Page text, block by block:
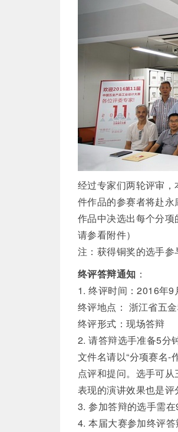
经过专家们两轮评审
件作品的参赛者将赴
作品中决选出每个分
请参看附件）
注：获得铜奖的选手参
终评答辩通知 ：
1. 终评时间：2016年9
终评地点： 浙江省五
终评形式：现场答辩
2. 请答辩选手准备5分
文件名请以“分项赛名-
点评和提问。选手可
表现的演讲效果也是评
3. 参加答辩的选手需在
4. 本届大赛参加终评答